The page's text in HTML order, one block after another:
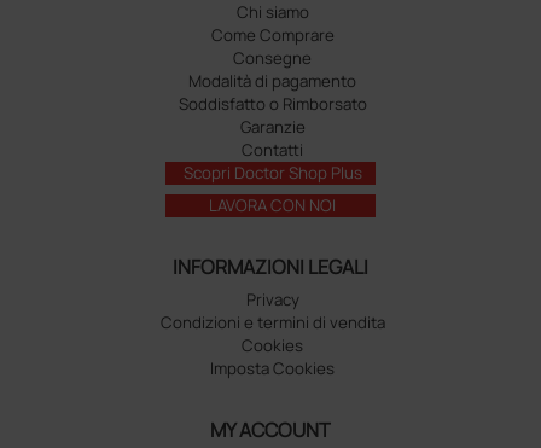
Chi siamo
Come Comprare
Consegne
Modalità di pagamento
Soddisfatto o Rimborsato
Garanzie
Contatti
Scopri Doctor Shop Plus
LAVORA CON NOI
INFORMAZIONI LEGALI
Privacy
Condizioni e termini di vendita
Cookies
Imposta Cookies
MY ACCOUNT